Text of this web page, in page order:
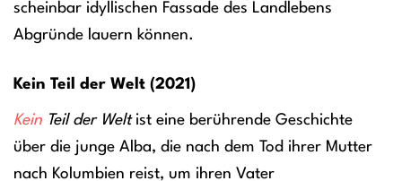
scheinbar idyllischen Fassade des Landlebens
Abgründe lauern können.
Kein Teil der Welt (2021)
Kein Teil der Weltist eine berührende Geschichte
über die junge Alba, die nach dem Tod ihrer Mutter
nach Kolumbien reist, um ihren Vater